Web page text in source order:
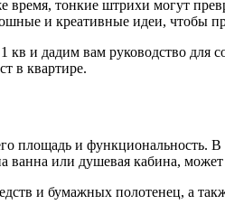
тонкие штрихи могут
и креативные идеи, чтобы
кв и дадим вам руководство для
в квартире.
площадь и функциональность.
ванна или душевая кабина,
и бумажных полотенец, а